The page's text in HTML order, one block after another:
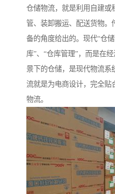
仓储物流，就是利用自建或
管、装卸搬运、配送货物。
备的角度给出的。现代“仓
库”、“仓库管理”，而是在
景下的仓储，是现代物流系
流就是为电商设计，完全贴
物流。